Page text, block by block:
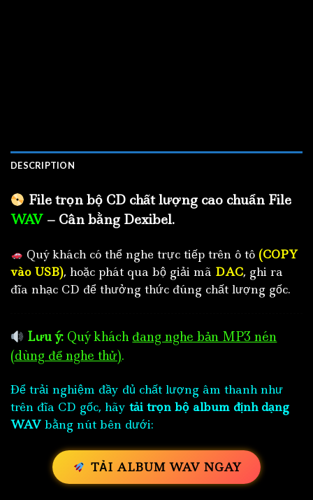
DESCRIPTION
File trọn bộ CD chất lượng cao chuẩn File
WAV – Cân bằng Dexibel.
Quý khách có thể nghe trực tiếp trên ô tô (COPY
vào USB), hoặc phát qua bộ giải mã DAC, ghi ra
đĩa nhạc CD để thưởng thức đúng chất lượng gốc.
Lưu ý: Quý khách đang nghe bản MP3 nén
(dùng để nghe thử).
Để trải nghiệm đầy đủ chất lượng âm thanh như
trên đĩa CD gốc, hãy tải trọn bộ album định dạng
WAV bằng nút bên dưới:
TẢI ALBUM WAV NGAY